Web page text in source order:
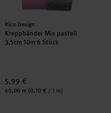
Hersteller:
Rico Design
Kreppbänder Mix pastell
3,5cm 10m 6 Stück
5,99 €
Inhalt:
60,00 m (0,10 € / 1 m)